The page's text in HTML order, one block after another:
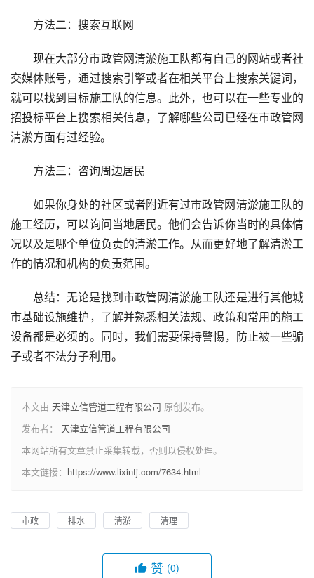
方法二：搜索互联网
现在大部分市政管网清淤施工队都有自己的网站或者社
交媒体账号，通过搜索引擎或者在相关平台上搜索关键词，
就可以找到目标施工队的信息。此外，也可以在一些专业的
招投标平台上搜索相关信息，了解哪些公司已经在市政管网
清淤方面有过经验。
方法三：咨询周边居民
如果你身处的社区或者附近有过市政管网清淤施工队的
施工经历，可以询问当地居民。他们会告诉你当时的具体情
况以及是哪个单位负责的清淤工作。从而更好地了解清淤工
作的情况和机构的负责范围。
总结：无论是找到市政管网清淤施工队还是进行其他城
市基础设施维护，了解并熟悉相关法规、政策和常用的施工
设备都是必须的。同时，我们需要保持警惕，防止被一些骗
子或者不法分子利用。
本文由 天津立信管道工程有限公司 原创发布。
发布者： 天津立信管道工程有限公司
本网站所有文章禁止采集转载，否则以侵权处理。
本文链接： https://www.lixintj.com/7634.html
市政 排水 清淤 清理
赞 (0)